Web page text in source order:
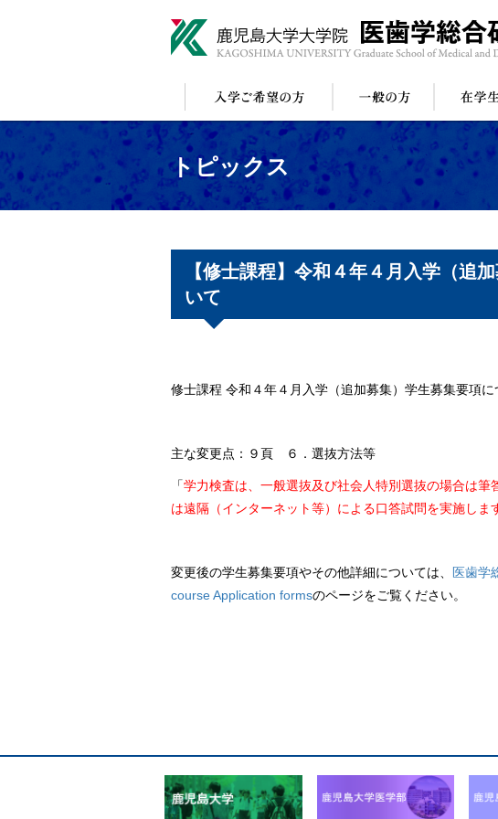
トピックス
【修士課程】令和４年４月入学（追
いて
修士課程 令和４年４月入学（追加募集）学生募集要項に
主な変更点：９頁 ６．選抜方法等
「学⼒検査は、⼀般選抜及び社会⼈特別選抜の場合は
は遠隔（インターネット等）による⼝答試問を実施しま
変更後の学生募集要項やその他詳細については、 医歯学
course Application formsのページをご覧ください。